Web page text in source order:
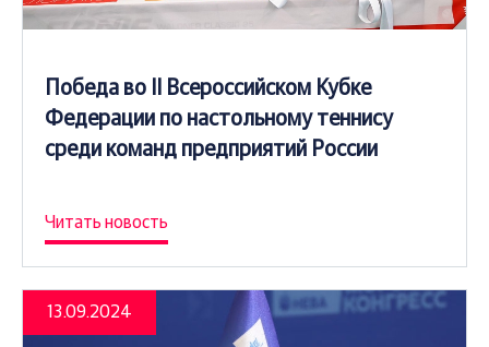
Победа во II Всероссийском Кубке
Федерации по настольному теннису
среди команд предприятий России
Читать новость
13.09.2024